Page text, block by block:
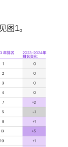
图1。